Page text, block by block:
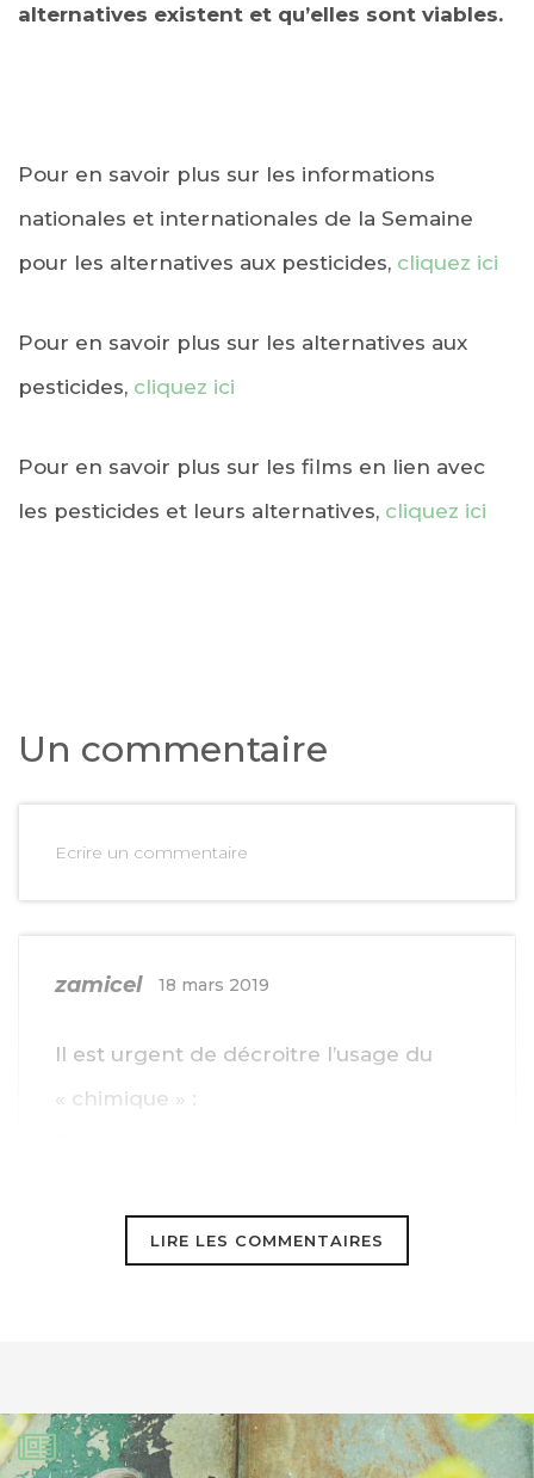
alternatives existent et qu’elles sont viables.
Pour en savoir plus sur les informations
nationales et internationales de la Semaine
pour les alternatives aux pesticides, cliquez ici
Pour en savoir plus sur les alternatives aux
pesticides, cliquez ici
Pour en savoir plus sur les films en lien avec
les pesticides et leurs alternatives, cliquez ici
Un commentaire
Ecrire un commentaire
zamicel 18 mars 2019
Il est urgent de décroitre l’usage du
« chimique » :
le 5 déc. 2018
arrivé à un stade tel qu’il allait
influencer la santé des enfants avenir.
LIRE LES COMMENTAIRES